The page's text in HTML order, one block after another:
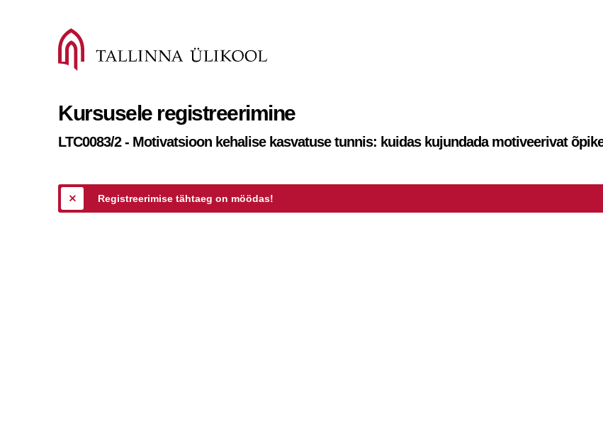
Kursusele registreerimine
LTC0083/2 - Motivatsioon kehalise kasvatuse tunnis: kuidas kujundada motiveerivat
Registreerimise tähtaeg on möödas!